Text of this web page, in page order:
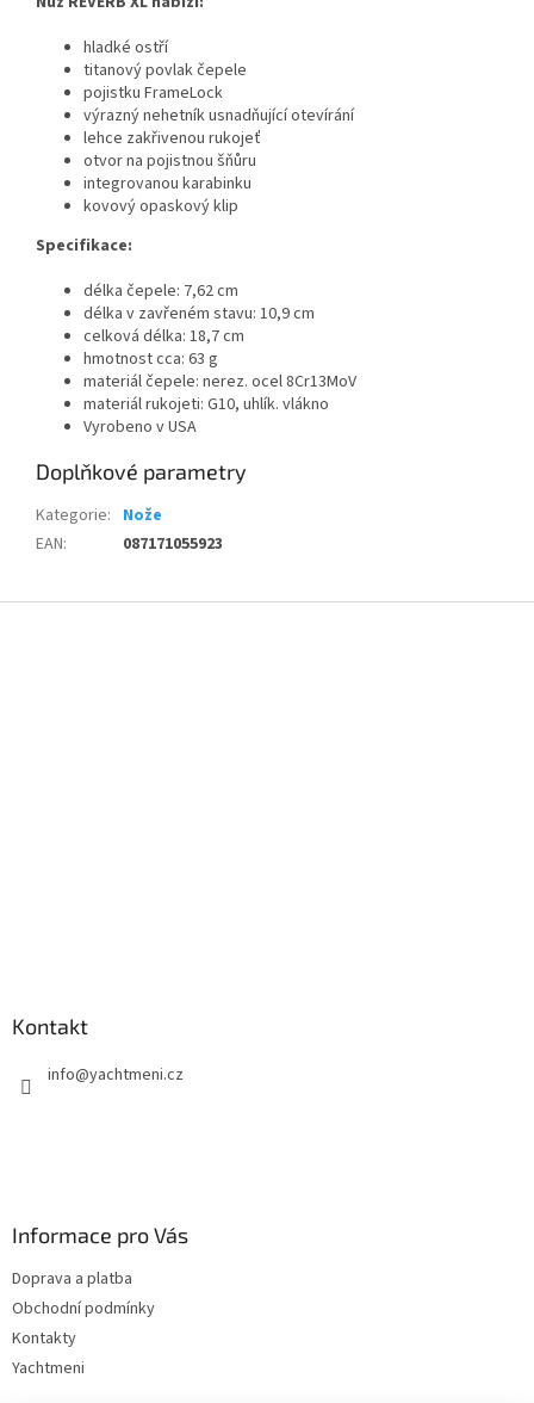
hladké ostří
titanový povlak čepele
pojistku FrameLock
výrazný nehetník usnadňující otevírání
lehce zakřivenou rukojeť
otvor na pojistnou šňůru
integrovanou karabinku
kovový opaskový klip
Specifikace:
délka čepele: 7,62 cm
délka v zavřeném stavu: 10,9 cm
celková délka: 18,7 cm
hmotnost cca: 63 g
materiál čepele: nerez. ocel 8Cr13MoV
materiál rukojeti: G10, uhlík. vlákno
Vyrobeno v USA
Doplňkové parametry
Kategorie: Nože
EAN: 087171055923
Kontakt
info@yachtmeni.cz
Informace pro Vás
Doprava a platba
Obchodní podmínky
Kontakty
Yachtmeni